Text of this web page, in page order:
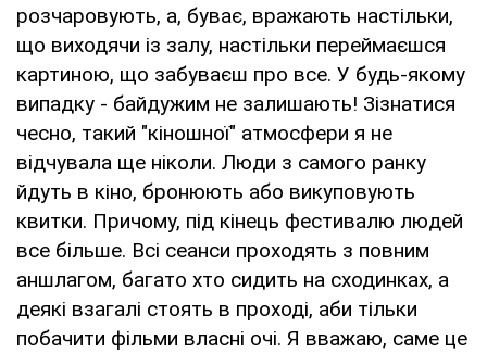
розчаровують, а, буває, вражають настільки,
що виходячи із залу, настільки переймаєшся
картиною, що забуваєш про все. У будь-якому
випадку - байдужим не залишають! Зізнатися
чесно, такий "кіношної" атмосфери я не
відчувала ще ніколи. Люди з самого ранку
йдуть в кіно, бронюють або викуповують
квитки. Причому, під кінець фестивалю людей
все більше. Всі сеанси проходять з повним
аншлагом, багато хто сидить на сходинках, а
деякі взагалі стоять в проході, аби тільки
побачити фільми власні очі. Я вважаю, саме це